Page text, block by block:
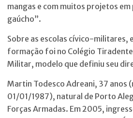
mangas e com muitos projetos
gaúcho”.
Sobre as escolas cívico-militares,
formação foi no Colégio
Militar, modelo que definiu seu
Martin Todesco Adreani, 37 anos
01/01/1987), natural de Porto
Forças Armadas. Em 2005,